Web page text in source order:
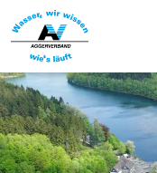
Sprungmarken
Inhalt
anspringen
Navigation
anspringen
Fußbereich
anspringen